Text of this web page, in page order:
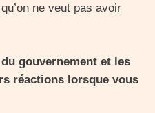
ne veut pas avoir
gouvernement et les
réactions lorsque vous